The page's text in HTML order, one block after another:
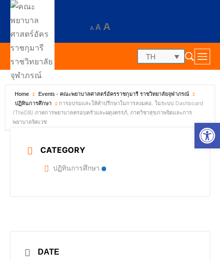
A A A
TH
Home
Events - คณะพยาบาลศาสตร์อัครราชกุมารี ราชวิทยาลัยจุฬาภรณ์
ปฏิทินการศึกษา
การอบรมและให้คำปรึกษาในการลงมคอ. ในระบบ Dashboard
(TheDB) ภาคการพยาบาลครอบครัวและผดุงครรภ์, ภาควิชาสุขภาพจิตและการ
พยาบาลจิตเวช
CATEGORY
ปฏิทินการศึกษา
DATE